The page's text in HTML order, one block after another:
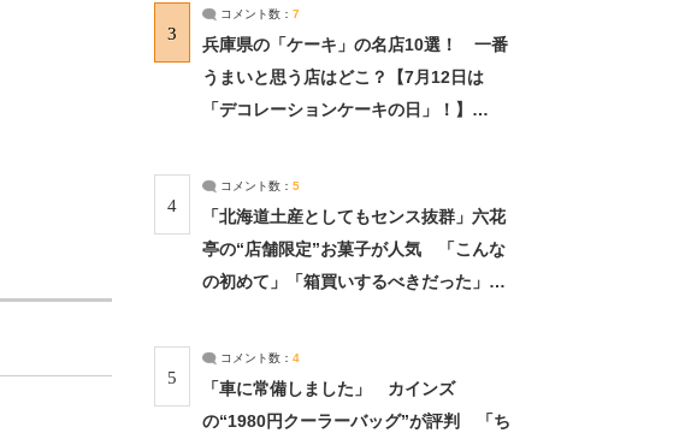
3
コメント数： 7
兵庫県の「ケーキ」の名店10選！ 一番
うまいと思う店はどこ？【7月12日は
「デコレーションケーキの日」！】
4
コメント数： 5
「北海道土産としてもセンス抜群」六花
亭の“店舗限定”お菓子が人気 「こんな
の初めて」「箱買いするべきだった」
5
コメント数： 4
「車に常備しました」 カインズ
の“1980円クーラーバッグ”が評判 「ち